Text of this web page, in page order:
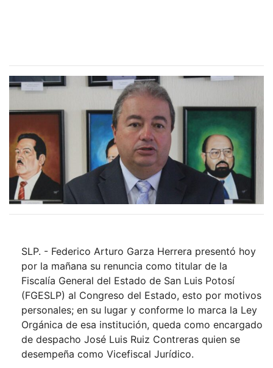
SLP. - Federico Arturo Garza Herrera presentó hoy
por la mañana su renuncia como titular de la
Fiscalía General del Estado de San Luis Potosí
(FGESLP) al Congreso del Estado, esto por motivos
personales; en su lugar y conforme lo marca la Ley
Orgánica de esa institución, queda como encargado
de despacho José Luis Ruiz Contreras quien se
desempeña como Vicefiscal Jurídico.